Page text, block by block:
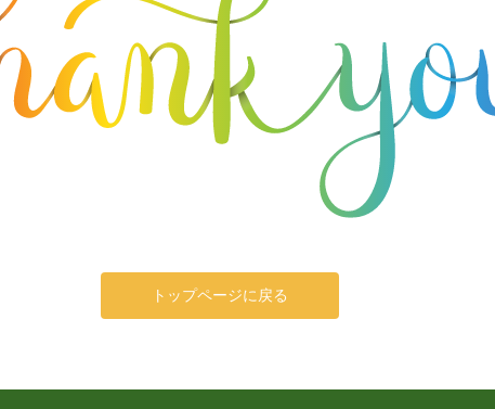
トップページに戻る